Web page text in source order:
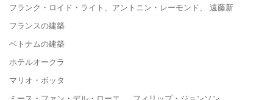
フランク・ロイド・ライト、アントニン・レーモンド、 遠藤新
フランスの建築
ベトナムの建築
ホテルオークラ
マリオ・ボッタ
ミース・ファン・デル・ローエ フィリップ・ジョンソン